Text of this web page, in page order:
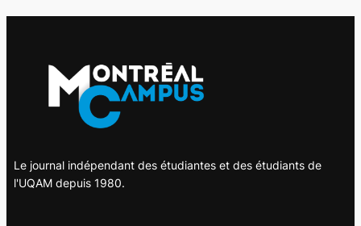
Le journal indépendant des étudiantes et des étudiants de
l'UQAM depuis 1980.